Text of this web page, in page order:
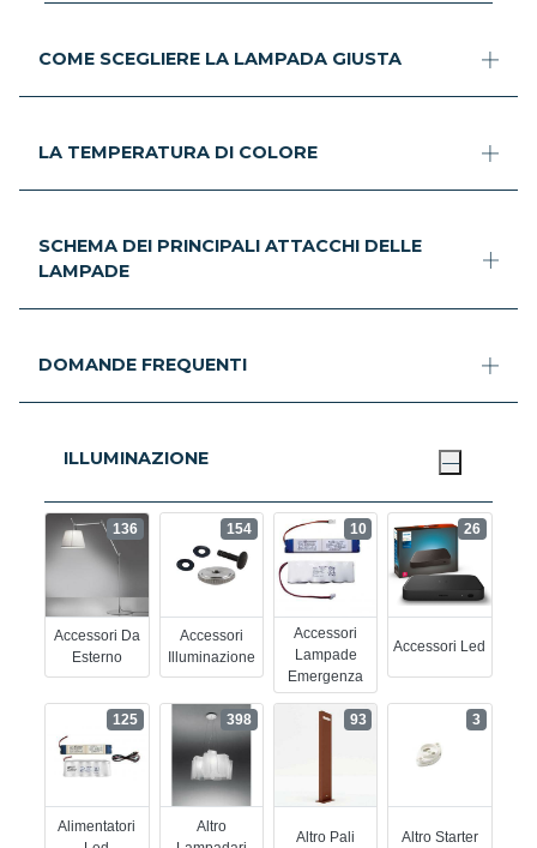
COME SCEGLIERE LA LAMPADA GIUSTA
LA TEMPERATURA DI COLORE
SCHEMA DEI PRINCIPALI ATTACCHI DELLE
LAMPADE
DOMANDE FREQUENTI
ILLUMINAZIONE
Accessori Da
Esterno
136
Accessori
Illuminazione
154
Accessori
Lampade
Emergenza
10
Accessori Led
26
Alimentatori
125
Altro
398
Altro Pali
93
Altro Starter
3